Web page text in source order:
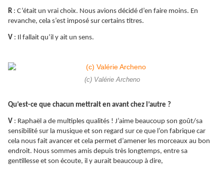
R : C’était un vrai choix. Nous avions décidé d’en faire moins. En
revanche, cela s’est imposé sur certains titres.
V : Il fallait qu’il y ait un sens.
(c) Valérie Archeno
Qu’est-ce que chacun mettrait en avant chez l’autre ?
V : Raphaël a de multiples qualités ! J’aime beaucoup son goût/sa
sensibilité sur la musique et son regard sur ce que l’on fabrique car
cela nous fait avancer et cela permet d’amener les morceaux au bon
endroit. Nous sommes amis depuis très longtemps, entre sa
gentillesse et son écoute, il y aurait beaucoup à dire,